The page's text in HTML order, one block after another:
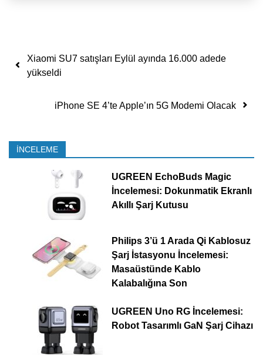
Yazı dolaşımı
Xiaomi SU7 satışları Eylül ayında 16.000 adede
yükseldi
iPhone SE 4’te Apple’ın 5G Modemi Olacak
İNCELEME
UGREEN EchoBuds Magic
İncelemesi: Dokunmatik Ekranlı
Akıllı Şarj Kutusu
Philips 3’ü 1 Arada Qi Kablosuz
Şarj İstasyonu İncelemesi:
Masaüstünde Kablo
Kalabalığına Son
UGREEN Uno RG İncelemesi:
Robot Tasarımlı GaN Şarj Cihazı